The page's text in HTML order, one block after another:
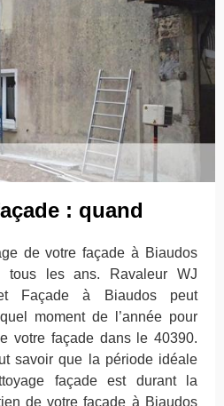
: quand
de votre façade à Biaudos
les ans. Ravaleur WJ
Façade à Biaudos peut
moment de l’année pour
votre façade dans le 40390.
savoir que la période idéale
façade est durant la
de votre façade à Biaudos